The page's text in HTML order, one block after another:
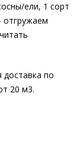
ели, 1 сорт
отгружаем
доставка по
20 м3.